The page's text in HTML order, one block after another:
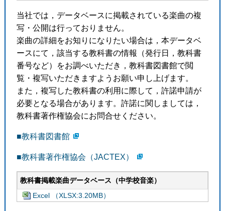
当社では，データベースに掲載されている楽曲の複
写・公開は行っておりません。
楽曲の詳細をお知りになりたい場合は，本データベ
ースにて，該当する教科書の情報（発行日，教科書
番号など）をお調べいただき，教科書図書館で閲
覧・複写いただきますようお願い申し上げます。
また，複写した教科書の利用に際して，許諾申請が
必要となる場合があります。許諾に関しましては，
教科書著作権協会にお問合せください。
■教科書図書館
■教科書著作権協会（JACTEX）
教科書掲載楽曲データベース（中学校音楽）
Excel （XLSX:3.20MB）